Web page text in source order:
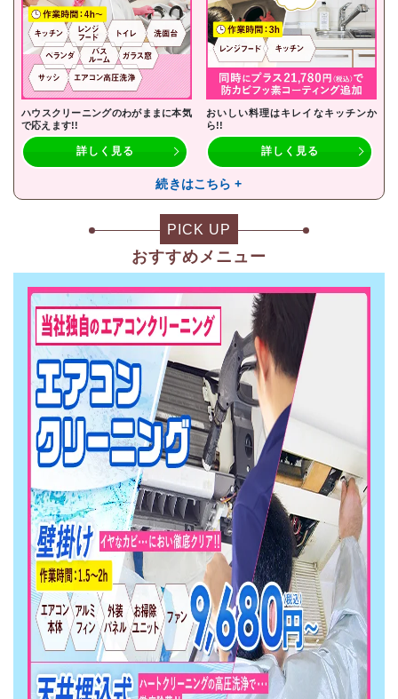
ハウスクリーニングのわがままに本気
で応えます!!
詳しく見る
おいしい料理はキレイなキッチンか
ら!!
詳しく見る
続きはこちら +
PICK UP
おすすめメニュー